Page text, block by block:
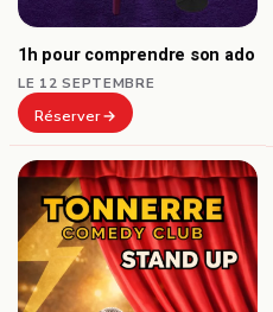
1h pour comprendre son ado
LE 12 SEPTEMBRE
Réserver